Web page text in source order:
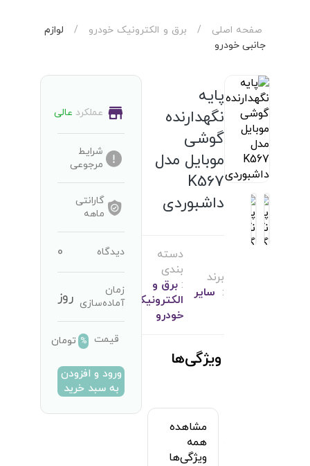
صفحه اصلی / برق و الکترونیک خودرو /
لوازم
جانبی خودرو
پایه
نگهدارنده
گوشی
موبایل مدل
K567
داشبوردی
برند
: سایر
دسته
بندی
: برق و
الکترونیک
خودرو
ویژگی‌ها
مشاهده
همه
ویژگی‌ها
عملکرد عالی
شرایط
مرجوعی
گارانتی
ماهه
دیدگاه 0
زمان
آماده‌سازی روز
قیمت % تومان
ورود و افزودن
به سبد خرید